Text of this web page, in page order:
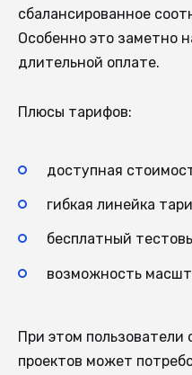
сбалансированное
Особенно это заметно
длительной оплате.
Плюсы тарифов:
доступная
гибкая линейка
бесплатный
возможность
При этом
проектов может